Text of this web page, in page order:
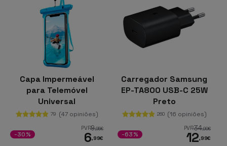
Capa Impermeável
para Telemóvel
Universal
79 (47 opiniões)
PVR9,95€
6,99€
-30%
Carregador Samsung
EP-TA800 USB-C 25W
Preto
260 (16 opiniões)
PVR34,99€
12,99€
-63%